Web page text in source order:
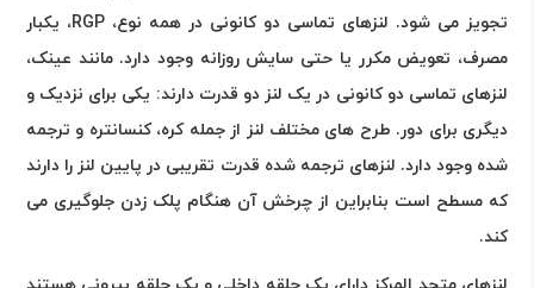
تجویز می شود. لنزهای تماسی دو کانونی در همه نوع، RGP، یکبار
مصرف، تعویض مکرر یا حتی سایش روزانه وجود دارد. مانند عینک،
لنزهای تماسی دو کانونی در یک لنز دو قدرت دارند: یکی برای نزدیک و
دیگری برای دور. طرح های مختلف لنز از جمله کره، کنسانتره و ترجمه
شده وجود دارد. لنزهای ترجمه شده قدرت تقریبی در پایین لنز را دارند
که مسطح است بنابراین از چرخش آن هنگام پلک زدن جلوگیری می
کند.